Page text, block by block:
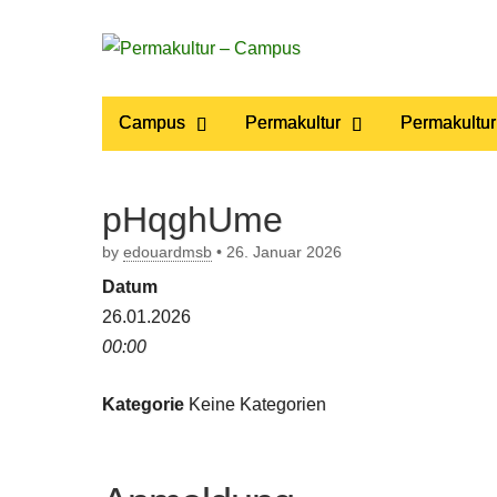
Permakultur
– Campus
Main
menu
Campus Permakultur
pHqghUme
by edouardmsb • 26. Januar 2026
Datum
26.01.2026
00:00
Kategorie Keine Kategorien